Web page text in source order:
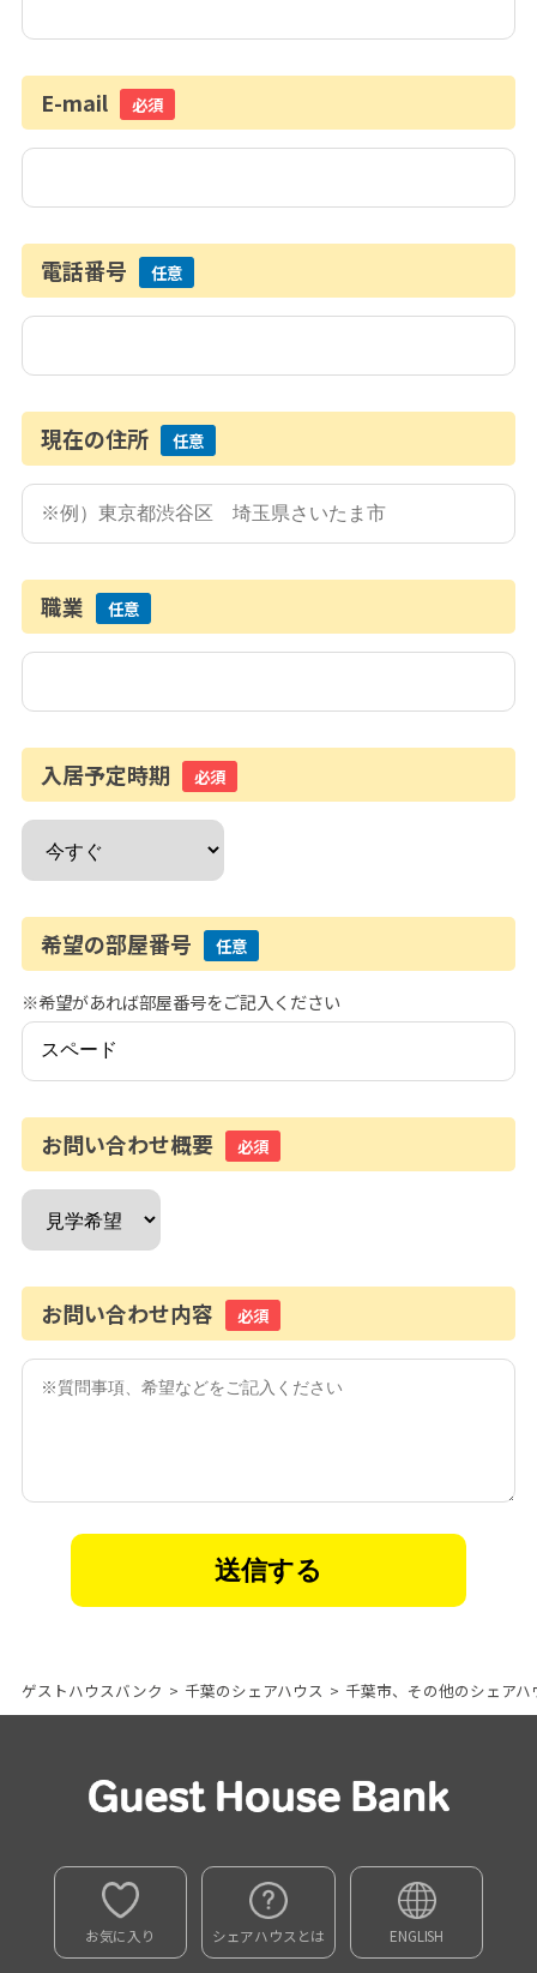
E-mail 必須
電話番号 任意
現在の住所 任意
職業 任意
入居予定時期 必須
希望の部屋番号 任意
※希望があれば部屋番号をご記入ください
お問い合わせ概要 必須
お問い合わせ内容 必須
ゲストハウスバンク > 千葉のシェアハウス > 千葉市、その他のシェアハ
お気に入り シェアハウスとは ENGLISH